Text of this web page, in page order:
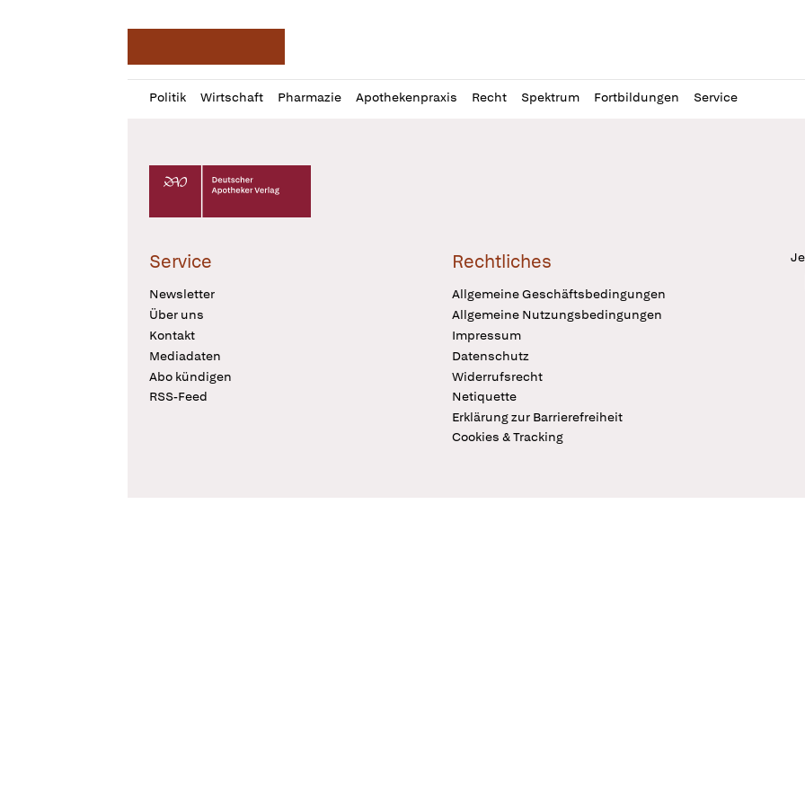
Politik Wirtschaft Pharmazie Apothekenpraxis Recht Spektrum Fortbildungen Service
Profil
öffnen
Daz
Pur
Deutscher Apotheker Verlag Logo
Service
Newsletter
Über uns
Kontakt
Mediadaten
Abo kündigen
RSS-Feed
Rechtliches
Allgemeine Geschäftsbedingungen
Allgemeine Nutzungsbedingungen
Impressum
Datenschutz
Widerrufsrecht
Netiquette
Erklärung zur Barrierefreiheit
Cookies & Tracking